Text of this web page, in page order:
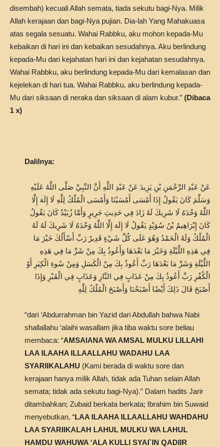
disembah) kecuali Allah semata, tiada sekutu bagi-Nya. Milik
Allah kerajaan dan bagi-Nya pujian. Dia-lah Yang Mahakuasa
atas segala sesuatu. Wahai Rabbku, aku mohon kepada-Mu
kebaikan di hari ini dan kebaikan sesudahnya. Aku berlindung
kepada-Mu dari kejahatan hari ini dan kejahatan sesudahnya.
Wahai Rabbku, aku berlindung kepada-Mu dari kemalasan dan
kejelekan di hari tua. Wahai Rabbku, aku berlindung kepada-
Mu dari siksaan di neraka dan siksaan di alam kubur.” (Dibaca
1 x)
Dalilnya:
عَنْ عَبْدِ الرَّحْمَنِ بْنِ يَزِيدَ عَنْ عَبْدِ اللَّهِ أَنَّ النَّبِيَّ صَلَّى اللَّهُ عَلَيْهِ
وَسَلَّمَ كَانَ يَقُولُ إِذَا أَمْسَى أَمْسَيْنَا وَأَمْسَى الْمُلْكُ لِلَّهِ لَا إِلَهَ إِلَّا
اللَّهُ وَحْدَهُ لَا شَرِيكَ لَهُ زَادَ فِي حَدِيثِ جَرِيرٍ وَأَمَّا زُبَيْدٌ كَانَ يَقُولُ
كَانَ إِبْرَاهِيمُ بْنُ سُوَيْدٍ يَقُولُ لَا إِلَهَ إِلَّا اللَّهُ وَحْدَهُ لَا شَرِيكَ لَهُ لَهُ
الْمُلْكُ وَلَهُ الْحَمْدُ وَهُوَ عَلَى كُلِّ شَيْءٍ قَدِيرٌ رَبِّ أَسْأَلُكَ خَيْرَ مَا
فِي هَذِهِ اللَّيْلَةِ وَخَيْرَ مَا بَعْدَهَا وَأَعُوذُ بِكَ مِنْ شَرِّ مَا فِي هَذِهِ
اللَّيْلَةِ وَشَرِّ مَا بَعْدَهَا رَبِّ أَعُوذُ بِكَ مِنْ الْكَسَلِ وَمِنْ سُوءِ الْكِبَرِ أَوْ
الْكُفْرِ رَبِّ أَعُوذُ بِكَ مِنْ عَذَابٍ فِي النَّارِ وَعَذَابٍ فِي الْقَبْرِ وَإِذَا
أَصْبَحَ قَالَ ذَلِكَ أَيْضًا أَصْبَحْنَا وَأَصْبَحَ الْمُلْكُ لِلَّهِ
“dari ‘Abdurrahman bin Yazid dari Abdullah bahwa Nabi
shallallahu ‘alaihi wasallam jika tiba waktu sore beliau
membaca: “AMSAIANA WA AMSAL MULKU LILLAHI
LAA ILAAHA ILLAALLAHU WADAHU LAA
SYARIIKALAHU (Kami berada di waktu sore dan
kerajaan hanya milik Allah, tidak ada Tuhan selain Allah
semata; tidak ada sekutu bagi-Nya).” Dalam hadits Jarir
ditambahkan; Zubaid berkata berkata; Ibrahim bin Suwaid
menyebutkan, “LAA ILAAHA ILLAALLAHU WAHDAHU
LAA SYARIIKALAH LAHUL MULKU WA LAHUL
HAMDU WAHUWA ‘ALA KULLI SYAI`IN QADIIR